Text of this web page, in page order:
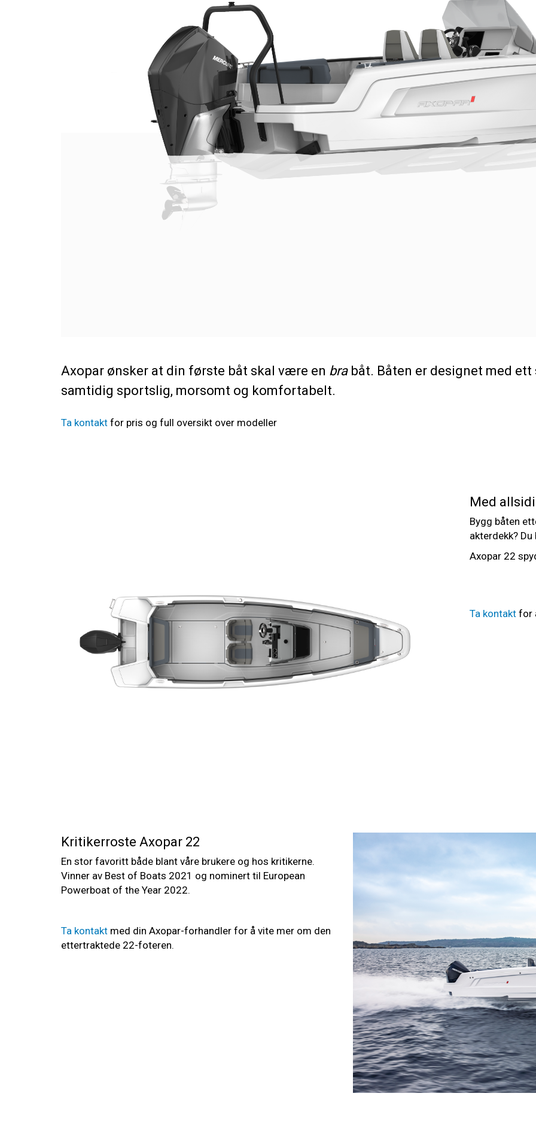
Axopar ønsker at din første båt skal være en brabåt. Båten er designet med
samtidig sportslig, morsomt og komfortabelt.
Ta kontakt for pris og full oversikt over modeller
Med
Bygg båten
akterdekk?
Axopar 22
Ta kontaktfor
Kritikerroste Axopar 22
En stor favoritt både blant våre brukere og hos kritikerne.
Vinner av Best of Boats 2021 og nominert til European
Powerboat of the Year 2022.
Ta kontakt med din Axopar-forhandler for å vite mer om den
ettertraktede 22-foteren.